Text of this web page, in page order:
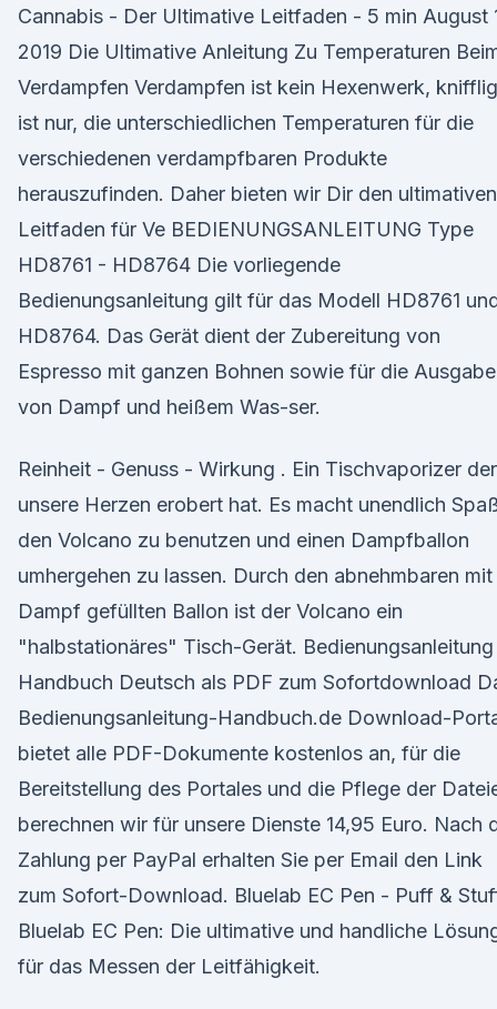
Cannabis - Der Ultimative Leitfaden - 5 min August
2019 Die Ultimative Anleitung Zu Temperaturen
Verdampfen Verdampfen ist kein Hexenwerk, knifflig
ist nur, die unterschiedlichen Temperaturen für die
verschiedenen verdampfbaren Produkte
herauszufinden. Daher bieten wir Dir den ultimativen
Leitfaden für Ve BEDIENUNGSANLEITUNG Type
HD8761 - HD8764 Die vorliegende
Bedienungsanleitung gilt für das Modell HD8761
HD8764. Das Gerät dient der Zubereitung von
Espresso mit ganzen Bohnen sowie für die Ausgabe
von Dampf und heißem Was-ser.
Reinheit - Genuss - Wirkung . Ein Tischvaporizer der
unsere Herzen erobert hat. Es macht unendlich
den Volcano zu benutzen und einen Dampfballon
umhergehen zu lassen. Durch den abnehmbaren mit
Dampf gefüllten Ballon ist der Volcano ein
"halbstationäres" Tisch-Gerät. Bedienungsanleitung
Handbuch Deutsch als PDF zum Sofortdownload
Bedienungsanleitung-Handbuch.de Download-
bietet alle PDF-Dokumente kostenlos an, für die
Bereitstellung des Portales und die Pflege der
berechnen wir für unsere Dienste 14,95 Euro. Nach
Zahlung per PayPal erhalten Sie per Email den Link
zum Sofort-Download. Bluelab EC Pen - Puff &
Bluelab EC Pen: Die ultimative und handliche
für das Messen der Leitfähigkeit.